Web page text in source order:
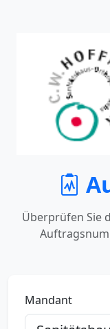
Überprüfen Sie
Mandant